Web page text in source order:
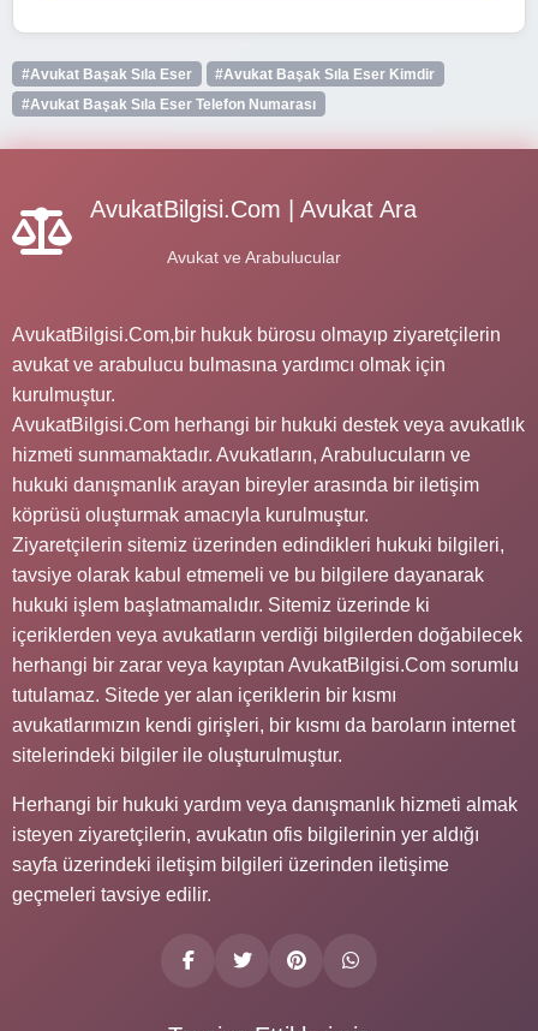
#Avukat Başak Sıla Eser
#Avukat Başak Sıla Eser Kimdir
#Avukat Başak Sıla Eser Telefon Numarası
AvukatBilgisi.Com | Avukat Ara
Avukat ve Arabulucular
AvukatBilgisi.Com,bir hukuk bürosu olmayıp ziyaretçilerin
avukat ve arabulucu bulmasına yardımcı olmak için
kurulmuştur.
AvukatBilgisi.Com herhangi bir hukuki destek veya avukatlık
hizmeti sunmamaktadır. Avukatların, Arabulucuların ve
hukuki danışmanlık arayan bireyler arasında bir iletişim
köprüsü oluşturmak amacıyla kurulmuştur.
Ziyaretçilerin sitemiz üzerinden edindikleri hukuki bilgileri,
tavsiye olarak kabul etmemeli ve bu bilgilere dayanarak
hukuki işlem başlatmamalıdır. Sitemiz üzerinde ki
içeriklerden veya avukatların verdiği bilgilerden doğabilecek
herhangi bir zarar veya kayıptan AvukatBilgisi.Com sorumlu
tutulamaz. Sitede yer alan içeriklerin bir kısmı
avukatlarımızın kendi girişleri, bir kısmı da baroların internet
sitelerindeki bilgiler ile oluşturulmuştur.
Herhangi bir hukuki yardım veya danışmanlık hizmeti almak
isteyen ziyaretçilerin, avukatın ofis bilgilerinin yer aldığı
sayfa üzerindeki iletişim bilgileri üzerinden iletişime
geçmeleri tavsiye edilir.